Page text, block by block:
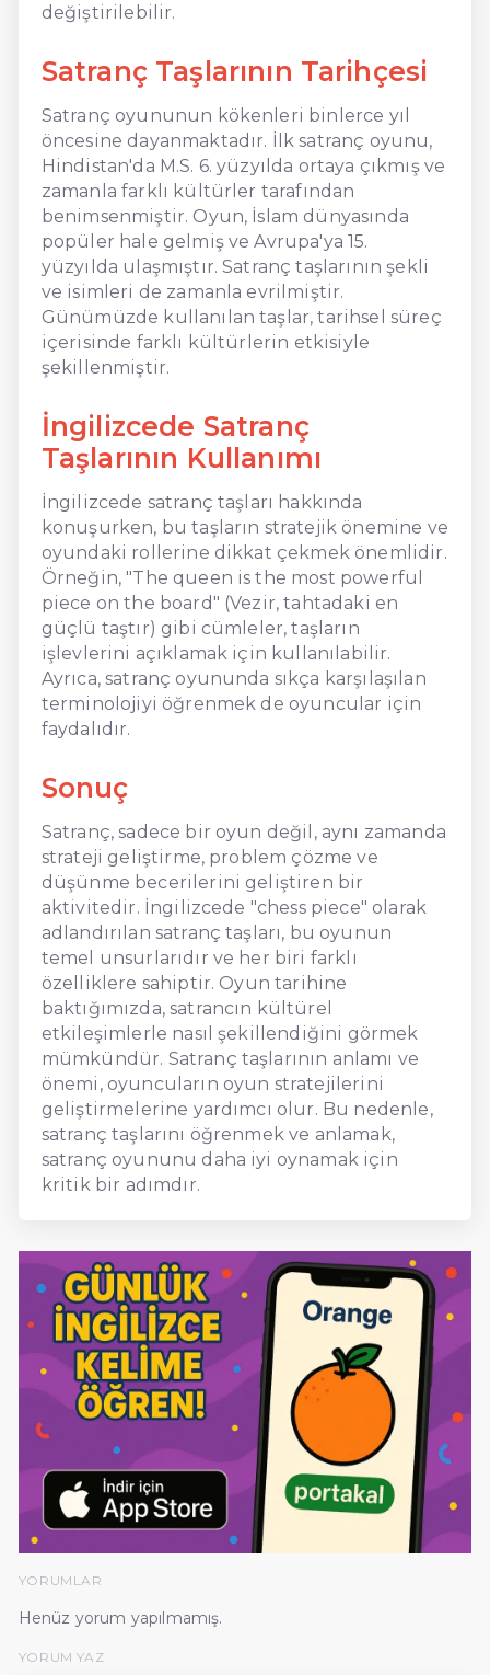
değiştirilebilir.
Satranç Taşlarının Tarihçesi
Satranç oyununun kökenleri binlerce yıl
öncesine dayanmaktadır. İlk satranç oyunu,
Hindistan'da M.S. 6. yüzyılda ortaya çıkmış ve
zamanla farklı kültürler tarafından
benimsenmiştir. Oyun, İslam dünyasında
popüler hale gelmiş ve Avrupa'ya 15.
yüzyılda ulaşmıştır. Satranç taşlarının şekli
ve isimleri de zamanla evrilmiştir.
Günümüzde kullanılan taşlar, tarihsel süreç
içerisinde farklı kültürlerin etkisiyle
şekillenmiştir.
İngilizcede Satranç
Taşlarının Kullanımı
İngilizcede satranç taşları hakkında
konuşurken, bu taşların stratejik önemine ve
oyundaki rollerine dikkat çekmek önemlidir.
Örneğin, "The queen is the most powerful
piece on the board" (Vezir, tahtadaki en
güçlü taştır) gibi cümleler, taşların
işlevlerini açıklamak için kullanılabilir.
Ayrıca, satranç oyununda sıkça karşılaşılan
terminolojiyi öğrenmek de oyuncular için
faydalıdır.
Sonuç
Satranç, sadece bir oyun değil, aynı zamanda
strateji geliştirme, problem çözme ve
düşünme becerilerini geliştiren bir
aktivitedir. İngilizcede "chess piece" olarak
adlandırılan satranç taşları, bu oyunun
temel unsurlarıdır ve her biri farklı
özelliklere sahiptir. Oyun tarihine
baktığımızda, satrancın kültürel
etkileşimlerle nasıl şekillendiğini görmek
mümkündür. Satranç taşlarının anlamı ve
önemi, oyuncuların oyun stratejilerini
geliştirmelerine yardımcı olur. Bu nedenle,
satranç taşlarını öğrenmek ve anlamak,
satranç oyununu daha iyi oynamak için
kritik bir adımdır.
YORUMLAR
Henüz yorum yapılmamış.
YORUM YAZ